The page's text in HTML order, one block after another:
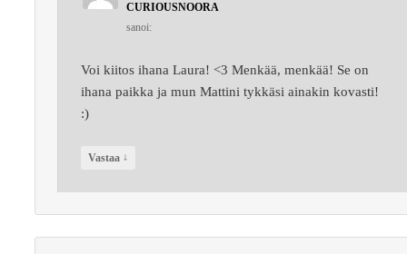
CURIOUSNOORA
sanoi:
Voi kiitos ihana Laura! <3 Menkää, menkää! Se on
ihana paikka ja mun Mattini tykkäsi ainakin kovasti!
:)
Vastaa ↓